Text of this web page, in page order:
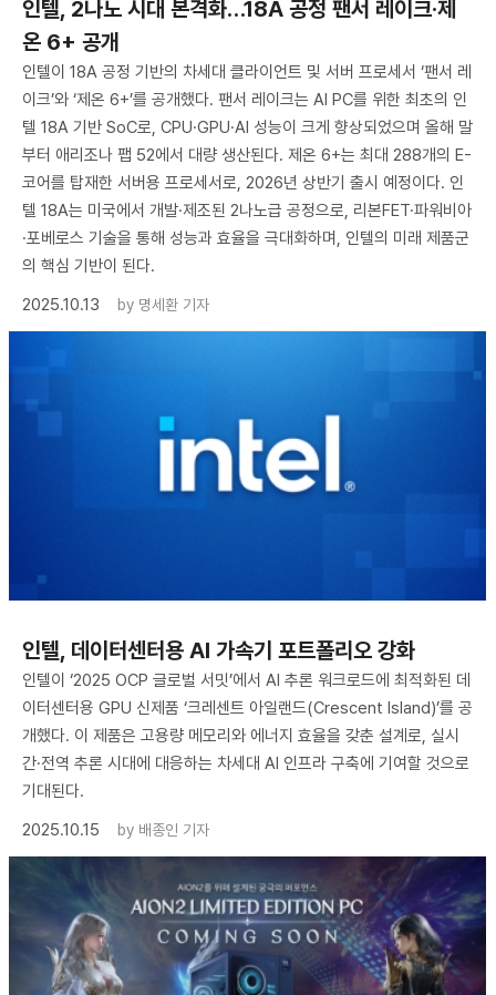
인텔, 2나노 시대 본격화…18A 공정 팬서 레이크·제
온 6+ 공개
인텔이 18A 공정 기반의 차세대 클라이언트 및 서버 프로세서 ‘팬서 레
이크’와 ‘제온 6+’를 공개했다. 팬서 레이크는 AI PC를 위한 최초의 인
텔 18A 기반 SoC로, CPU·GPU·AI 성능이 크게 향상되었으며 올해 말
부터 애리조나 팹 52에서 대량 생산된다. 제온 6+는 최대 288개의 E-
코어를 탑재한 서버용 프로세서로, 2026년 상반기 출시 예정이다. 인
텔 18A는 미국에서 개발·제조된 2나노급 공정으로, 리본FET·파워비아
·포베로스 기술을 통해 성능과 효율을 극대화하며, 인텔의 미래 제품군
의 핵심 기반이 된다.
2025.10.13
by 명세환 기자
인텔, 데이터센터용 AI 가속기 포트폴리오 강화
인텔이 ‘2025 OCP 글로벌 서밋’에서 AI 추론 워크로드에 최적화된 데
이터센터용 GPU 신제품 ‘크레센트 아일랜드(Crescent Island)’를 공
개했다. 이 제품은 고용량 메모리와 에너지 효율을 갖춘 설계로, 실시
간·전역 추론 시대에 대응하는 차세대 AI 인프라 구축에 기여할 것으로
기대된다.
2025.10.15
by 배종인 기자